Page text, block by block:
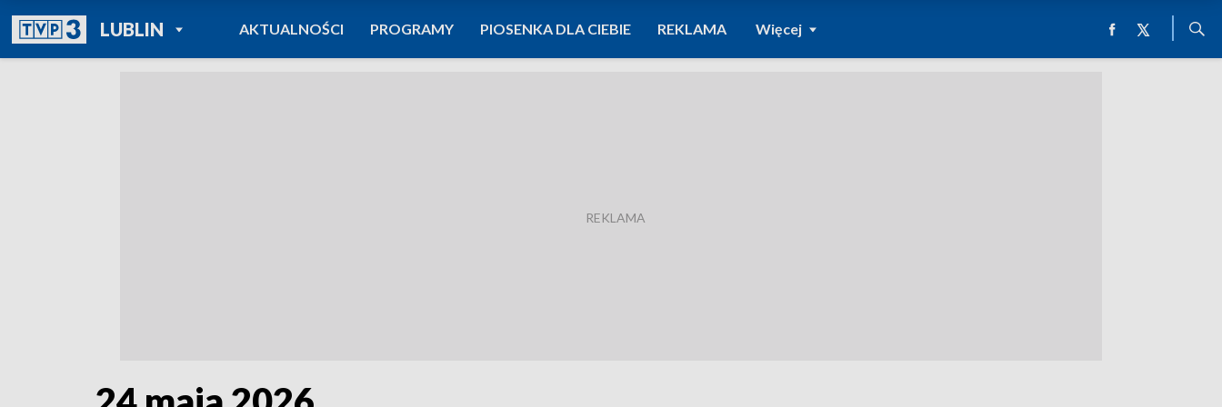
LUBLINPOWRÓT DO
TVP REGIONY
AKTUALNOŚCI PROGRAMY PIOSENKA DLA CIEBIE REKLAMA Więcej